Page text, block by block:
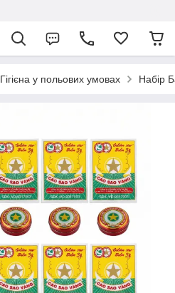
Гігієна у польових умовах Набір